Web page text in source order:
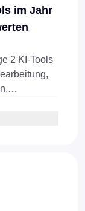
im Jahr
2 KI-Tools
2026.